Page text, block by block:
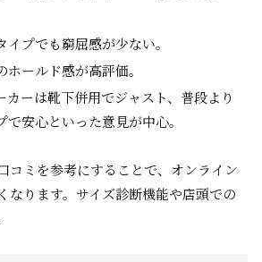
イプでも窮屈感が少ない。
ホールド感が高評価。
カーは靴下併用でジャスト、普段より
安心といった意見が中心。
コミを参考にすることで、オンライン
なります。サイズ診断機能や店頭での